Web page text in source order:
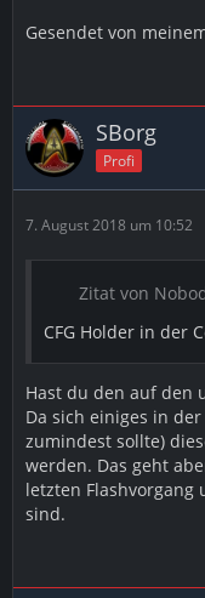
Gesendet von
SBorg
Profi
7. August 2018 um 10:52
Zitat von
CFG Holder in der
Hast du den auf den
Da sich einiges in
zumindest sollte)
werden. Das geht
letzten
sind.